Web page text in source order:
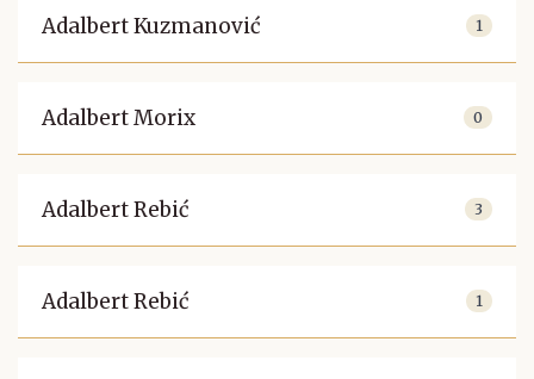
Adalbert Kuzmanović 1
Adalbert Morix 0
Adalbert Rebić 3
Adalbert Rebić 1